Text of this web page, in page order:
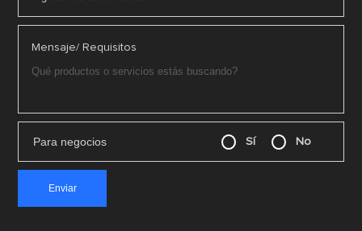
Mensaje/ Requisitos
Para negocios Sí No